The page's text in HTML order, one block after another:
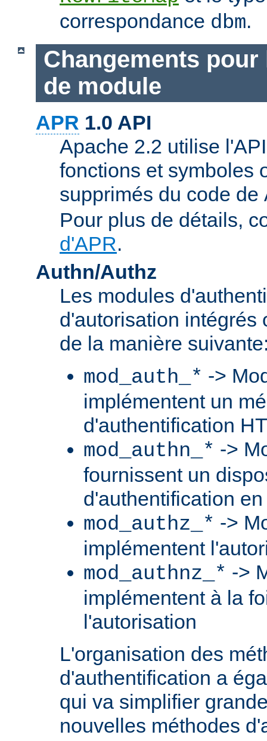
correspondance dbm.
Changements
de module
APR 1.0 API
Apache 2.2 utilise
fonctions et symboles
supprimés du code de
Pour plus de détails,
d'APR.
Authn/Authz
Les modules
d'autorisation intégrés
de la manière
mod_auth_* ->
implémentent un
d'authentification
mod_authn_* ->
fournissent un
d'authentification
mod_authz_* ->
implémentent
mod_authnz_* ->
implémentent à la
l'autorisation
L'organisation des
d'authentification a
qui va simplifier
nouvelles méthodes